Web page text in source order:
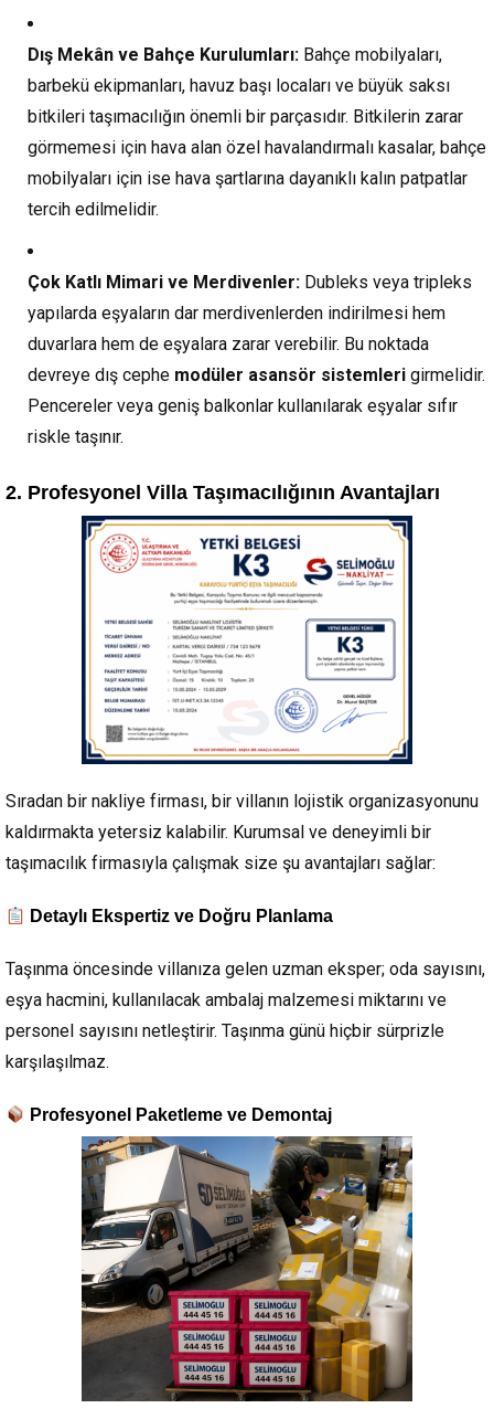
Dış Mekân ve Bahçe Kurulumları: Bahçe mobilyaları,
barbekü ekipmanları, havuz başı locaları ve büyük saksı
bitkileri taşımacılığın önemli bir parçasıdır. Bitkilerin zarar
görmemesi için hava alan özel havalandırmalı kasalar, bahçe
mobilyaları için ise hava şartlarına dayanıklı kalın patpatlar
tercih edilmelidir.
Çok Katlı Mimari ve Merdivenler: Dubleks veya tripleks
yapılarda eşyaların dar merdivenlerden indirilmesi hem
duvarlara hem de eşyalara zarar verebilir. Bu noktada
devreye dış cephe modüler asansör sistemleri girmelidir.
Pencereler veya geniş balkonlar kullanılarak eşyalar sıfır
riskle taşınır.
2. Profesyonel Villa Taşımacılığının Avantajları
Sıradan bir nakliye firması, bir villanın lojistik organizasyonunu
kaldırmakta yetersiz kalabilir. Kurumsal ve deneyimli bir
taşımacılık firmasıyla çalışmak size şu avantajları sağlar:
Detaylı Ekspertiz ve Doğru Planlama
Taşınma öncesinde villanıza gelen uzman eksper; oda sayısını,
eşya hacmini, kullanılacak ambalaj malzemesi miktarını ve
personel sayısını netleştirir. Taşınma günü hiçbir sürprizle
karşılaşılmaz.
Profesyonel Paketleme ve Demontaj